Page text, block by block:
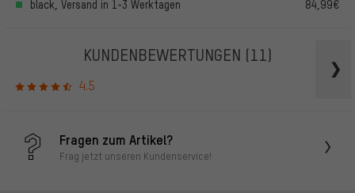
black, Versand in 1-3 Werktagen 84,99€
KUNDENBEWERTUNGEN (11)
4.5
Fragen zum Artikel?
Frag jetzt unseren Kundenservice!